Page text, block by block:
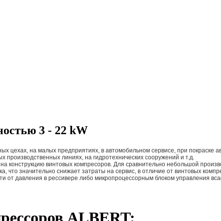
3 - 22 kW
цехах, на малых предприятиях, в автомобильном сервисе, при
линиях, на гидротехнических сооружений и т.д.
конструкцию винтовых компресоров. Для сравнительно небольшой
что значительно снижает затраты на сервис, в отличие от винтовых
от давления в рессивере либо микропроцессорным блоком управления